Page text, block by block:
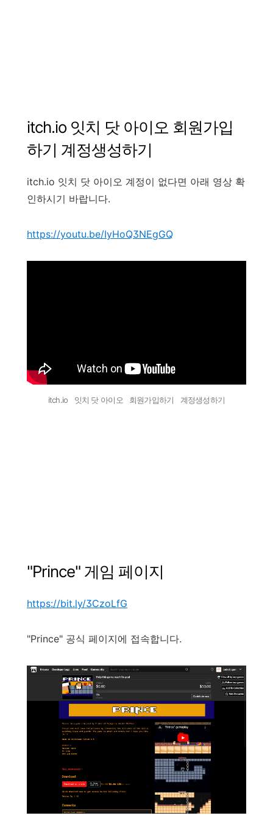
itch.io 잇치 닷 아이오 회원가입
하기 계정생성하기
itch.io 잇치 닷 아이오 계정이 없다면 아래 영상 확
인하시기 바랍니다.
https://youtu.be/IyHoQ3NEgGQ
itch.io 잇치 닷 아이오 회원가입하기 계정생성하기
"Prince" 게임 페이지
https://bit.ly/3CzoLfG
"Prince" 공식 페이지에 접속합니다.